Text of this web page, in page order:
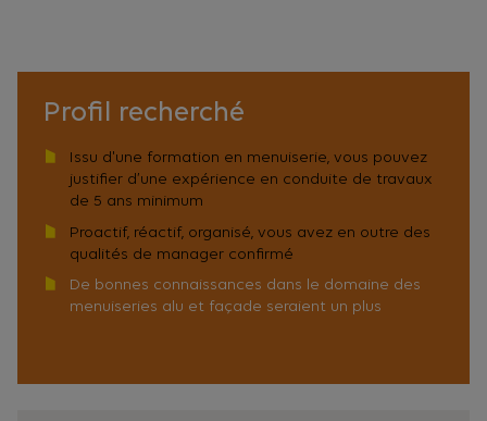
Profil recherché
Issu d'une formation en menuiserie, vous pouvez
justifier d’une expérience en conduite de travaux
de 5 ans minimum
Proactif, réactif, organisé, vous avez en outre des
qualités de manager confirmé
De bonnes connaissances dans le domaine des
menuiseries alu et façade seraient un plus